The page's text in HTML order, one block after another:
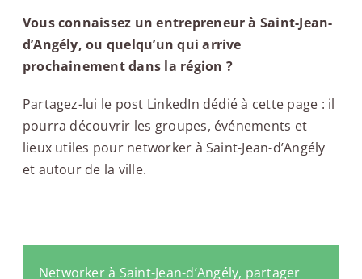
Vous connaissez un entrepreneur à Saint-Jean-
d’Angély, ou quelqu’un qui arrive
prochainement dans la région ?
Partagez-lui le post LinkedIn dédié à cette page : il
pourra découvrir les groupes, événements et
lieux utiles pour networker à Saint-Jean-d’Angély
et autour de la ville.
Networker à Saint-Jean-d’Angély, partager